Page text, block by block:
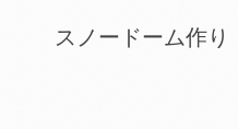
スノードーム作り